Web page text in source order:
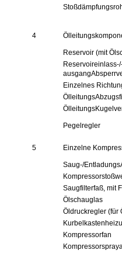
4
Reservoir (mit
Einzelnes
Pegelregler
5 Einzelne
Saug-/
Saugfilterfaß, mit
Ölschauglas
Öldruckregler (für
Kompressorfan